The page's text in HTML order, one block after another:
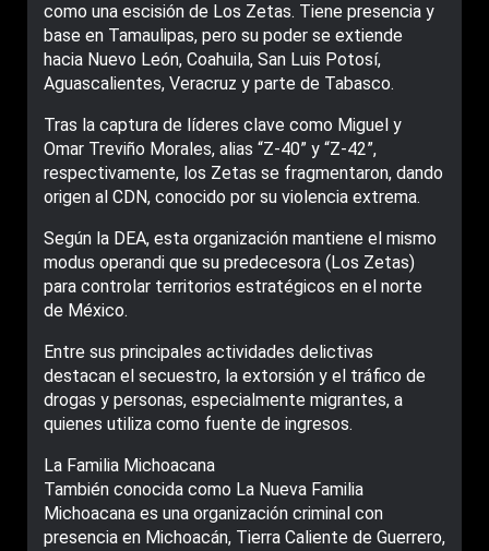
como una escisión de Los Zetas. Tiene presencia y
base en Tamaulipas, pero su poder se extiende
hacia Nuevo León, Coahuila, San Luis Potosí,
Aguascalientes, Veracruz y parte de Tabasco.
Tras la captura de líderes clave como Miguel y
Omar Treviño Morales, alias “Z-40” y “Z-42”,
respectivamente, los Zetas se fragmentaron, dando
origen al CDN, conocido por su violencia extrema.
Según la DEA, esta organización mantiene el mismo
modus operandi que su predecesora (Los Zetas)
para controlar territorios estratégicos en el norte
de México.
Entre sus principales actividades delictivas
destacan el secuestro, la extorsión y el tráfico de
drogas y personas, especialmente migrantes, a
quienes utiliza como fuente de ingresos.
La Familia Michoacana
También conocida como La Nueva Familia
Michoacana es una organización criminal con
presencia en Michoacán, Tierra Caliente de Guerrero,